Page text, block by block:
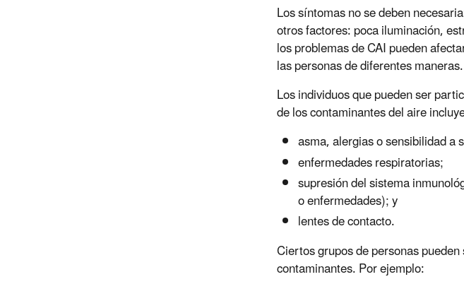
Los síntomas no se deben
otros factores: poca iluminación,
los problemas de CAI pueden
las personas de diferentes maneras.
Los individuos que pueden ser
de los contaminantes del aire
asma, alergias o sensibilidad a
enfermedades respiratorias;
supresión del sistema
o enfermedades); y
lentes de contacto.
Ciertos grupos de personas
contaminantes. Por ejemplo: